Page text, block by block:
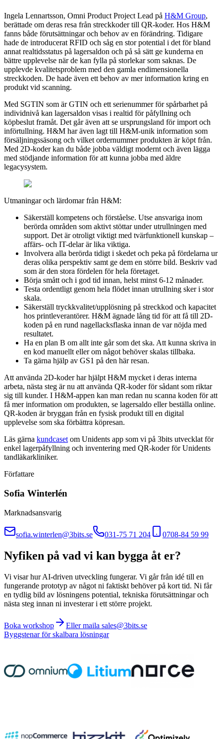
Ingela Lennartsson, Omni Product Project Lead på H&M Group,
berättade om deras resa från streckkoder till QR-koder. Hos H&M
fanns både förutsättningar och behov av en förändring. Tidigare
hade de introducerat RFID och såg en stor potential i det för bland
annat realtidsstatus på lagersaldon och på så sätt ge kunderna en
bättre upplevelse när de kan fylla på storlekar som saknas. De
upplevde kvalitetsproblem med den gamla endimensionella
streckkoden. De hade även ett behov av mer information kring en
produkt vid scanning.
Med SGTIN som är GTIN och ett serienummer för spårbarhet på
individnivå kan lagersaldon visas i realtid för påfyllning och
köpbeslut framåt. Det går även att se ursprungsland för import och
införtullning. H&M har även lagt till H&M-unik information som
försäljningssäsong och vilket ordernummer produkten är köpt från.
Med 2D-koder kan du både jobba väldigt modernt och även lägga
med stödjande information för att kunna jobba med äldre
legacysystem.
Utmaningar och lärdomar från H&M:
Säkerställ kompetens och förståelse. Utse ansvariga inom
berörda områden som aktivt stöttar under utrullningen med
support. Det är otroligt viktigt med tvärfunktionell kunskap –
affärs- och IT-delar är lika viktiga.
Involvera alla berörda tidigt i skedet och peka på fördelarna ur
deras olika perspektiv samt ge dem en större bild. Beskriv vad
som är den stora fördelen för hela företaget.
Börja smått och i god tid innan, helst minst 6-12 månader.
Testa ordentligt genom hela flödet innan utrullning sker i stor
skala.
Säkerställ tryckkvalitet/upplösning på streckkod och kapacitet
hos printleverantörer. H&M ägnade lång tid för att få till 2D-
koden på en rund nagellacksflaska innan de var nöjda med
resultatet.
Ha en plan B om allt inte går som det ska. Att kunna skriva in
en kod manuellt eller om något behöver skalas tillbaka.
Ta gärna hjälp av GS1 på den här resan.
Att använda 2D-koder har hjälpt H&M mycket i deras interna
arbeta, nästa steg är nu att använda QR-koder för sådant som riktar
sig till kunder. I H&M-appen kan man redan nu scanna koden för att
få mer information om produkten, se lagersaldo eller beställa online.
QR-koden är bryggan från en fysisk produkt till en digital
upplevelse som ska förbättra köpresan.​
Läs gärna kundcaset om Unidents app som vi på 3bits utvecklat för
enkel lagerpåfyllning och inventering med QR-koder för Unidents
tandläkarkliniker.
Författare
Sofia Winterlén
Marknadsansvarig
sofia.winterlen@3bits.se 031-75 71 204 0708-84 59 99
Nyfiken på vad vi kan bygga åt er?
Vi visar hur AI-driven utveckling fungerar. Vi går från idé till en
fungerande prototyp av något ni faktiskt behöver på kort tid. Ni får
en tydlig bild av lösningens potential, tekniska förutsättningar och
nästa steg innan ni investerar i ett större projekt.
Boka workshop
Eller maila sales@3bits.se
Byggstenar för skalbara lösningar